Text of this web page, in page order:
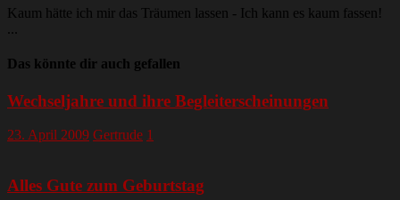
Kaum hätte ich mir das Träumen lassen - Ich kann es kaum fassen!
Das könnte dir auch gefallen
Wechseljahre und ihre Begleiterscheinungen
23. April 2009 Gertrude 1
Alles Gute zum Geburtstag